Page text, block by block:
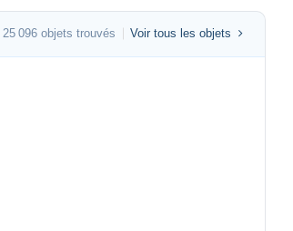
25 096 objets trouvés Voir tous les objets